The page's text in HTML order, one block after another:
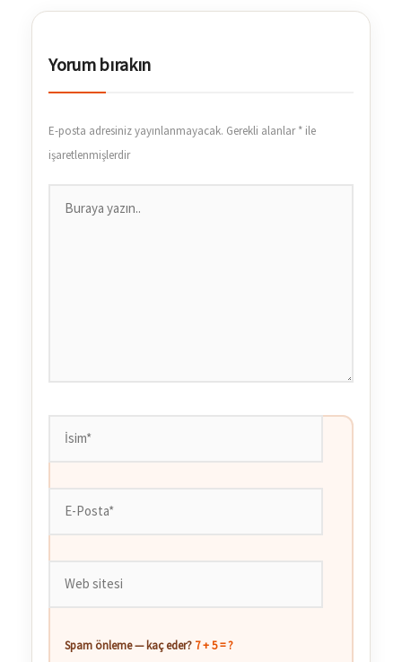
Yorum bırakın
E-posta adresiniz yayınlanmayacak. Gerekli alanlar* ile
işaretlenmişlerdir
Spam önleme — kaç eder? 7 + 5 = ?